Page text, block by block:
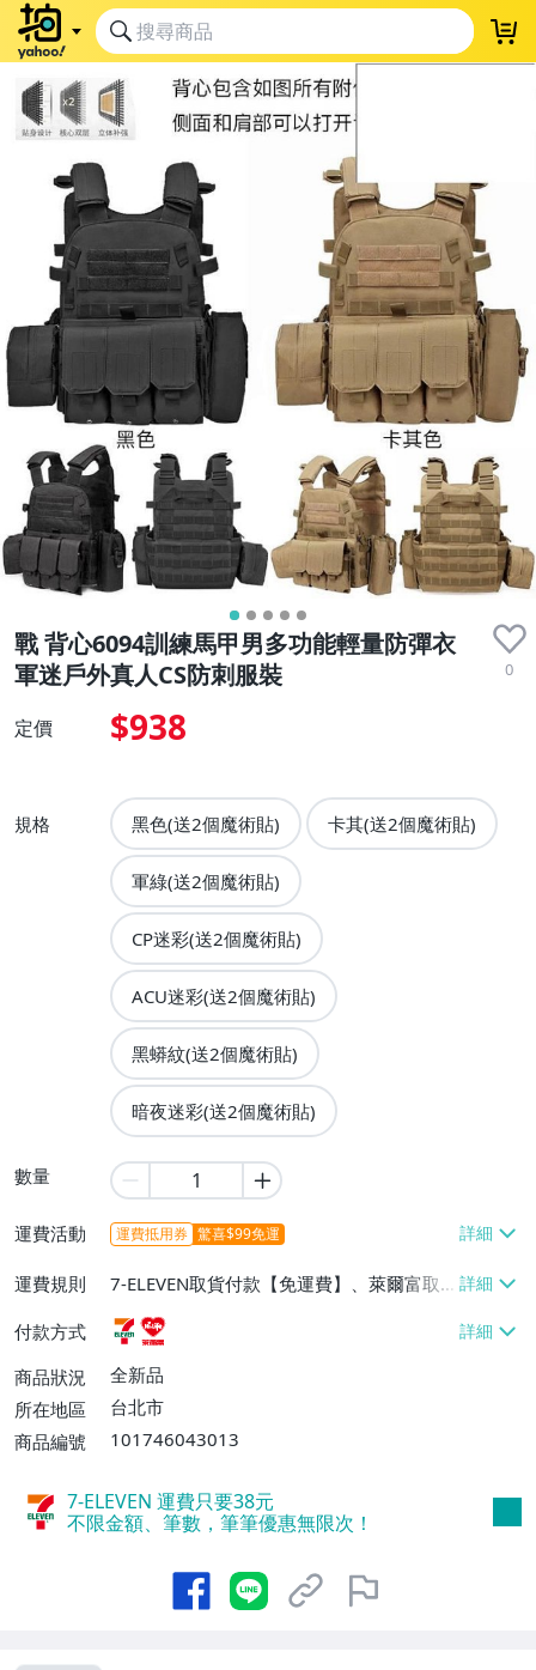
戰 背心6094訓練馬甲男多功能輕量防彈衣
軍迷戶外真人CS防刺服裝
0
定價 $938
規格 黑色(送2個魔術貼) 卡其(送2個魔術貼)
軍綠(送2個魔術貼)
CP迷彩(送2個魔術貼)
ACU迷彩(送2個魔術貼)
黑蟒紋(送2個魔術貼)
暗夜迷彩(送2個魔術貼)
數量
運費活動 運費抵用券 驚喜$99免運
運費規則
7-ELEVEN取貨付款【免運費】、萊爾富取
貨付款【免運費】
付款方式
商品狀況
全新品
所在地區
台北市
商品編號
101746043013
7-ELEVEN 運費只要38元
不限金額、筆數，筆筆優惠無限次！